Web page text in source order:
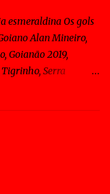
esmeraldina Os gols
Alan Mineiro,
Goianão 2019,
Serra